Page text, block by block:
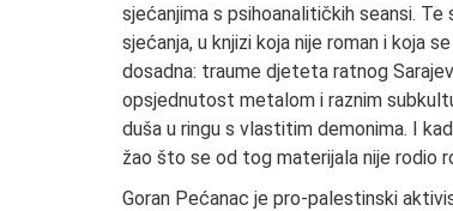
sjećanjima s psihoanalitičkih seansi.
sjećanja, u knjizi koja nije roman i koja
dosadna: traume djeteta ratnog
opsjednutost metalom i raznim
duša u ringu s vlastitim demonima. I
žao što se od tog materijala nije rodio
Goran Pećanac je pro-palestinski